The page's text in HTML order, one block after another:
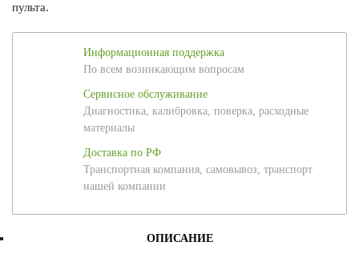
пульта.
Информационная поддержка
По всем возникающим вопросам
Сервисное обслуживание
Диагностика, калибровка, поверка, расходные
материалы
Доставка по РФ
Транспортная компания, самовывоз, транспорт
нашей компании
ОПИСАНИЕ